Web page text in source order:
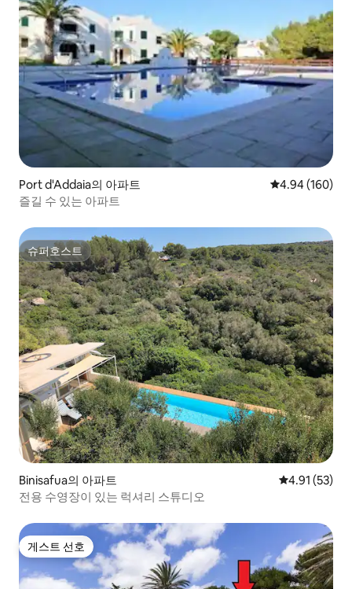
Port d'Addaia의 아파트 평점 4.94점(5
4.94 (160)
즐길 수 있는 아파트
슈퍼호스트
슈퍼호스트
Binisafua의 아파트 평점 4.91점
4.91 (53)
전용 수영장이 있는 럭셔리 스튜디오
게스트 선호
게스트 선호